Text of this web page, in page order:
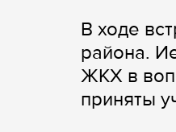
В ходе
района.
ЖКХ в
приняты